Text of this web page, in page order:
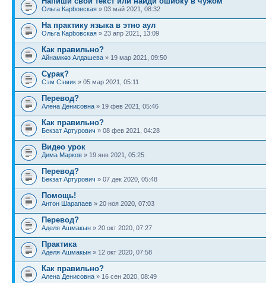
Ольга Карbовская » 03 май 2021, 08:32
На практику языка в этно аул
Ольга Карbовская » 23 апр 2021, 13:09
Как правильно?
Айнамкөз Алдашева » 19 мар 2021, 09:50
Сұрақ?
Сэм Сэмик » 05 мар 2021, 05:11
Перевод?
Алена Денисовна » 19 фев 2021, 05:46
Как правильно?
Бекзат Артурович » 08 фев 2021, 04:28
Видео урок
Дима Марков » 19 янв 2021, 05:25
Перевод?
Бекзат Артурович » 07 дек 2020, 05:48
Помощь!
Антон Шарапаев » 20 ноя 2020, 07:03
Перевод?
Аделя Ашмакын » 20 окт 2020, 07:27
Практика
Аделя Ашмакын » 12 окт 2020, 07:58
Как правильно?
Алена Денисовна » 16 сен 2020, 08:49